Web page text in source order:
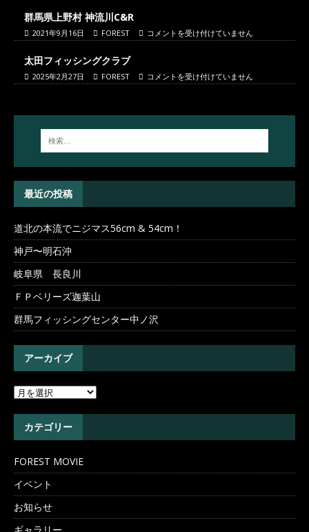
群馬県上野村 神流川C&R
2021年9月16日 FOREST コメントを受け付けていません
太田フィッシングクラブ
2025年2月27日 FOREST コメントを受け付けていません
最近の投稿
道北の本流でニジマス56cm & 54cm！
神戸〜明石沖
岐阜県 長良川
ＦＰベリーズ迦葉山
群馬フィッシングセンター中ノ沢
アーカイブ
カテゴリー
FOREST MOVIE
イベント
お知らせ